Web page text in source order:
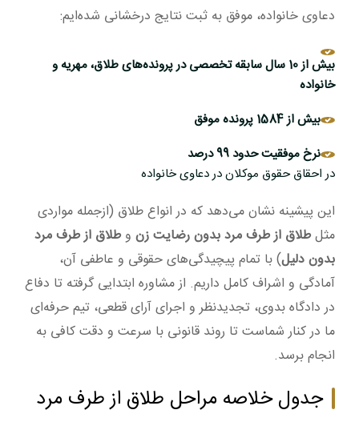
دعاوی خانواده، موفق به ثبت نتایج درخشانی شده‌ایم:
بیش از 10 سال سابقه تخصصی در پرونده‌های طلاق، مهریه و
خانواده
بیش از 1584 پرونده موفق
نرخ موفقیت حدود 99 درصد
در احقاق حقوق موکلان در دعاوی خانواده
این پیشینه نشان می‌دهد که در انواع طلاق (ازجمله مواردی
مثلطلاق از طرف مرد بدون رضایت زن وطلاق از طرف مرد
بدون دلیل) با تمام پیچیدگی‌های حقوقی و عاطفی آن،
آمادگی و اشراف کامل داریم. از مشاوره ابتدایی گرفته تا دفاع
در دادگاه بدوی، تجدیدنظر و اجرای آرای قطعی، تیم حرفه‌ای
ما در کنار شماست تا روند قانونی با سرعت و دقت کافی به
انجام برسد.
جدول خلاصه مراحل طلاق از طرف مرد